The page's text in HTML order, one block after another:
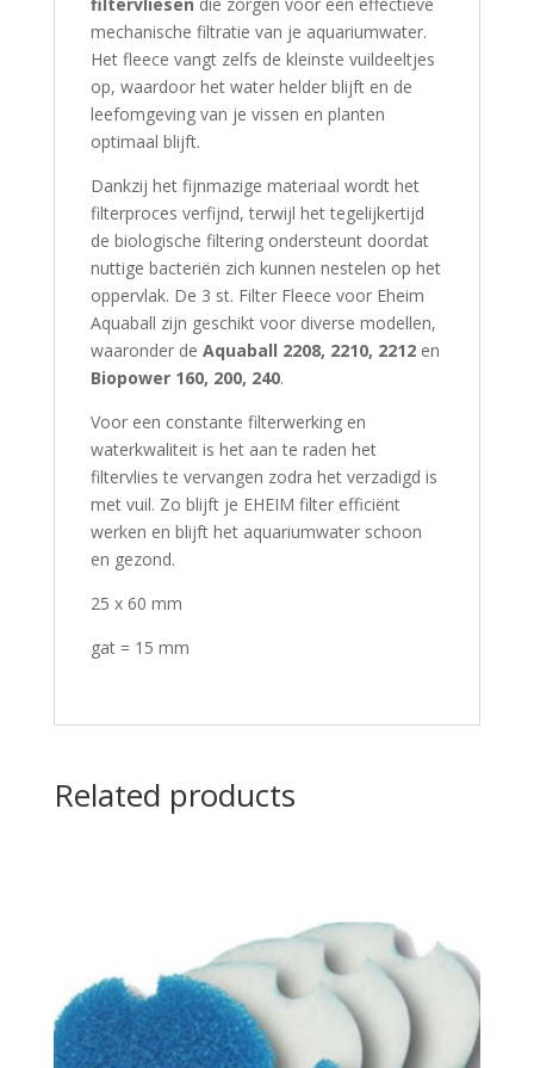
filtervliesen die zorgen voor een effectieve
mechanische filtratie van je aquariumwater.
Het fleece vangt zelfs de kleinste vuildeeltjes
op, waardoor het water helder blijft en de
leefomgeving van je vissen en planten
optimaal blijft.
Dankzij het fijnmazige materiaal wordt het
filterproces verfijnd, terwijl het tegelijkertijd
de biologische filtering ondersteunt doordat
nuttige bacteriën zich kunnen nestelen op het
oppervlak. De 3 st. Filter Fleece voor Eheim
Aquaball zijn geschikt voor diverse modellen,
waaronder de Aquaball 2208, 2210, 2212en
Biopower 160, 200, 240.
Voor een constante filterwerking en
waterkwaliteit is het aan te raden het
filtervlies te vervangen zodra het verzadigd is
met vuil. Zo blijft je EHEIM filter efficiënt
werken en blijft het aquariumwater schoon
en gezond.
25 x 60 mm
gat = 15 mm
Related products